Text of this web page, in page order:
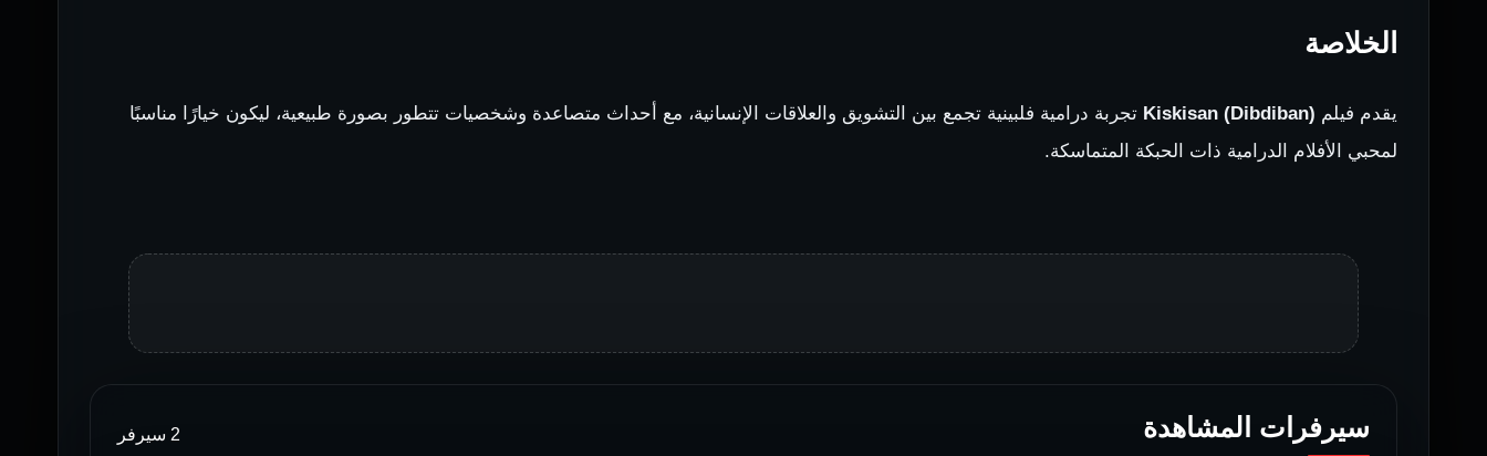
الخلاصة
يقدم فيلم Kiskisan (Dibdiban) تجربة درامية فلبينية تجمع بين التشويق والعلاقات الإنسانية، مع أحداث متصاعدة وشخصيات تتطور بصورة طبيعية، ليكون خيارًا مناسبًا
لمحبي الأفلام الدرامية ذات الحبكة المتماسكة.
سيرفرات المشاهدة 2 سيرفر